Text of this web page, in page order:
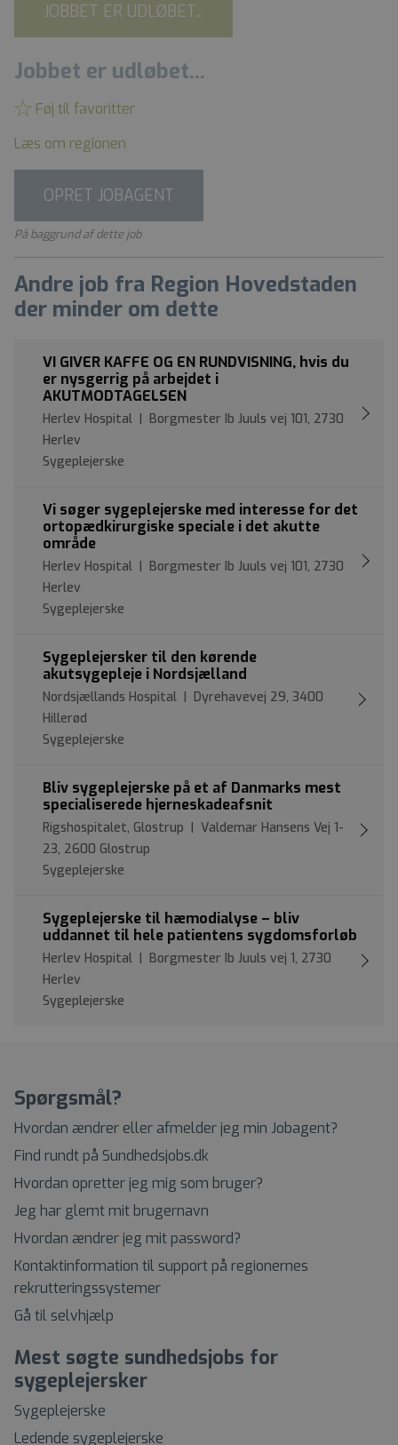
JOBBET ER UDLØBET...
Jobbet er udløbet...
Føj til favoritter
Læs om regionen
OPRET JOBAGENT
På baggrund af dette job
Andre job fra Region Hovedstaden
der minder om dette
VI GIVER KAFFE OG EN RUNDVISNING, hvis du
er nysgerrig på arbejdet i
AKUTMODTAGELSEN
Herlev Hospital | Borgmester Ib Juuls vej 101, 2730
Herlev
Sygeplejerske
Vi søger sygeplejerske med interesse for det
ortopædkirurgiske speciale i det akutte
område
Herlev Hospital | Borgmester Ib Juuls vej 101, 2730
Herlev
Sygeplejerske
Sygeplejersker til den kørende
akutsygepleje i Nordsjælland
Nordsjællands Hospital | Dyrehavevej 29, 3400
Hillerød
Sygeplejerske
Bliv sygeplejerske på et af Danmarks mest
specialiserede hjerneskadeafsnit
Rigshospitalet, Glostrup | Valdemar Hansens Vej 1-
23, 2600 Glostrup
Sygeplejerske
Sygeplejerske til hæmodialyse – bliv
uddannet til hele patientens sygdomsforløb
Herlev Hospital | Borgmester Ib Juuls vej 1, 2730
Herlev
Sygeplejerske
Spørgsmål?
Hvordan ændrer eller afmelder jeg min Jobagent?
Find rundt på Sundhedsjobs.dk
Hvordan opretter jeg mig som bruger?
Jeg har glemt mit brugernavn
Hvordan ændrer jeg mit password?
Kontaktinformation til support på regionernes
rekrutteringssystemer
Gå til selvhjælp
Mest søgte sundhedsjobs for
sygeplejersker
Sygeplejerske
Ledende sygeplejerske